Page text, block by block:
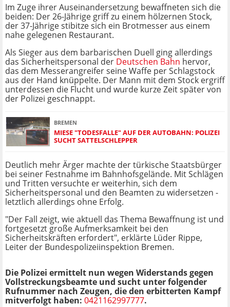
Im Zuge ihrer Auseinandersetzung bewaffneten sich die
beiden: Der 26-Jährige griff zu einem hölzernen Stock,
der 37-Jährige stibitze sich ein Brotmesser aus einem
nahe gelegenen Restaurant.
Als Sieger aus dem barbarischen Duell ging allerdings
das Sicherheitspersonal der Deutschen Bahn hervor,
das dem Messerangreifer seine Waffe per Schlagstock
aus der Hand knüppelte. Der Mann mit dem Stock ergriff
unterdessen die Flucht und wurde kurze Zeit später von
der Polizei geschnappt.
BREMEN
MIESE "TODESFALLE" AUF DER AUTOBAHN: POLIZEI
SUCHT SATTELSCHLEPPER
Deutlich mehr Ärger machte der türkische Staatsbürger
bei seiner Festnahme im Bahnhofsgelände. Mit Schlägen
und Tritten versuchte er weiterhin, sich dem
Sicherheitspersonal und den Beamten zu widersetzen -
letztlich allerdings ohne Erfolg.
"Der Fall zeigt, wie aktuell das Thema Bewaffnung ist und
fortgesetzt große Aufmerksamkeit bei den
Sicherheitskräften erfordert", erklärte Lüder Rippe,
Leiter der Bundespolizeiinspektion Bremen.
Die Polizei ermittelt nun wegen Widerstands gegen
Vollstreckungsbeamte und sucht unter folgender
Rufnummer nach Zeugen, die den erbitterten Kampf
mitverfolgt haben: 0421162997777.